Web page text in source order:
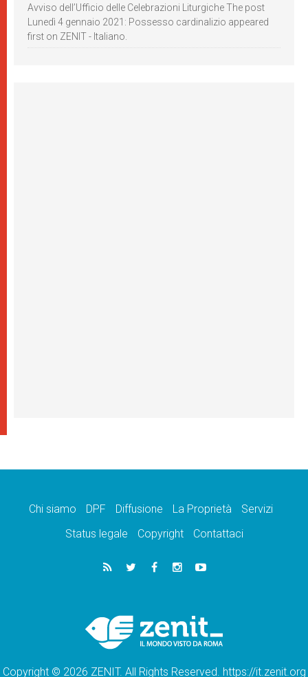
Avviso dell’Ufficio delle Celebrazioni Liturgiche The post
Lunedì 4 gennaio 2021: Possesso cardinalizio appeared
first on ZENIT - Italiano.
Chi siamo DPF Diffusione La Proprietà
Servizi
Status legale
Copyright Contattaci
Copyright © 2026 ZENIT. All Rights Reserved. https://it.zenit.org